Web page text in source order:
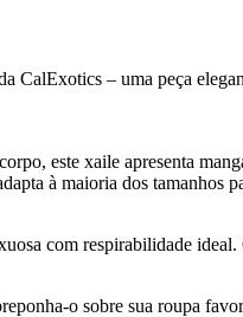
CalExotics – uma peça
este xaile apresenta
à maioria dos tamanhos
com respirabilidade
o sobre sua roupa